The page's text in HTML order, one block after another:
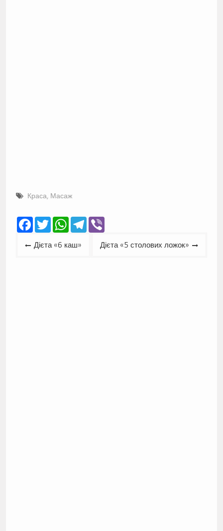
Краса, Масаж
Facebook
TwitterWhatsApp
Telegram
Viber
Навігація
Дієта «6 каш» Дієта «5 столових ложок»